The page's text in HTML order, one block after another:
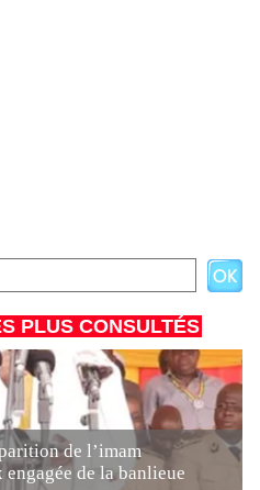
PLUS CONSULTÉS
de l’imam
de la banlieue